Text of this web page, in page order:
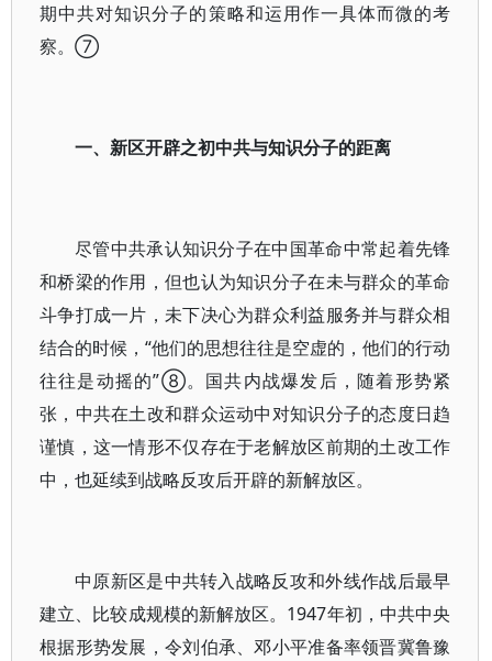
期中共对知识分子的策略和运用作一具体而微的考
察。⑦
一、新区开辟之初中共与知识分子的距离
尽管中共承认知识分子在中国革命中常起着先锋
和桥梁的作用，但也认为知识分子在未与群众的革命
斗争打成一片，未下决心为群众利益服务并与群众相
结合的时候，“他们的思想往往是空虚的，他们的行动
往往是动摇的”⑧。国共内战爆发后，随着形势紧
张，中共在土改和群众运动中对知识分子的态度日趋
谨慎，这一情形不仅存在于老解放区前期的土改工作
中，也延续到战略反攻后开辟的新解放区。
中原新区是中共转入战略反攻和外线作战后最早
建立、比较成规模的新解放区。1947年初，中共中央
根据形势发展，令刘伯承、邓小平准备率领晋冀鲁豫